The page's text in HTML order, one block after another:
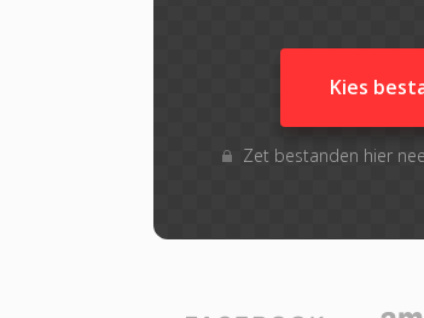
Kies
Zet bestanden hier